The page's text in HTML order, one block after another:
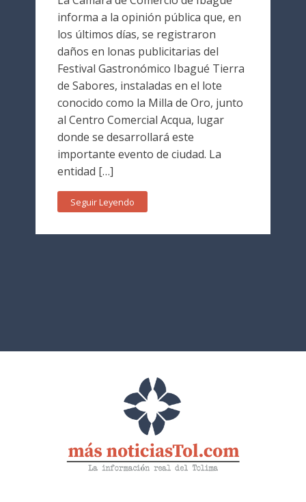
informa a la opinión pública que, en
los últimos días, se registraron
daños en lonas publicitarias del
Festival Gastronómico Ibagué Tierra
de Sabores, instaladas en el lote
conocido como la Milla de Oro, junto
al Centro Comercial Acqua, lugar
donde se desarrollará este
importante evento de ciudad. La
entidad […]
Seguir Leyendo